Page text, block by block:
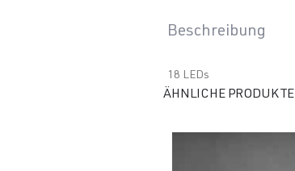
Beschreibung
18 LEDs
ÄHNLICHE PRODUKTE